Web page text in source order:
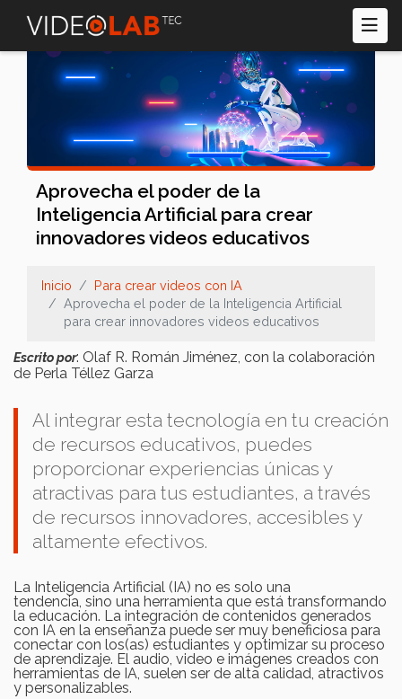
contenido
principal
Aprovecha el poder de la
Inteligencia Artificial para crear
innovadores videos educativos
Inicio
Para crear videos con IA
Aprovecha el poder de la Inteligencia Artificial
para crear innovadores videos educativos
Escrito por: Olaf R. Román Jiménez, con la colaboración
de Perla Téllez Garza
Al integrar esta tecnología en tu creación
de recursos educativos, puedes
proporcionar experiencias únicas y
atractivas para tus estudiantes, a través
de recursos innovadores, accesibles y
altamente efectivos.
La Inteligencia Artificial (IA) no es solo una
tendencia, sino una herramienta que está transformando
la educación. La integración de contenidos generados
con IA en la enseñanza puede ser muy beneficiosa para
conectar con los(as) estudiantes y optimizar su proceso
de aprendizaje. El audio, video e imágenes creados con
herramientas de IA, suelen ser de alta calidad, atractivos
y personalizables.